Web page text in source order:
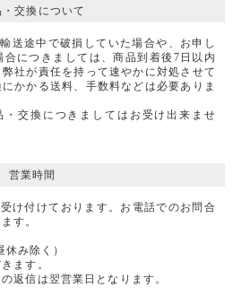
・交換について
送途中で破損していた場合や、お申し
につきましては、商品到着後7日以内
社が責任を持って速やかに対処させて
かかる送料、手数料などは必要ありま
・交換につきましてはお受け出来ませ
営業時間
け付けております。お電話でのお問合
す。
み除く）
ます。
返信は翌営業日となります。